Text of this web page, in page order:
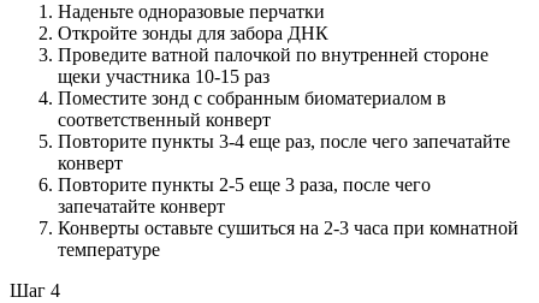
Наденьте одноразовые перчатки
Откройте зонды для забора ДНК
Проведите ватной палочкой по внутренней стороне
щеки участника 10-15 раз
Поместите зонд с собранным биоматериалом в
соответственный конверт
Повторите пункты 3-4 еще раз, после чего запечатайте
конверт
Повторите пункты 2-5 еще 3 раза, после чего
запечатайте конверт
Конверты оставьте сушиться на 2-3 часа при комнатной
температуре
Шаг 4